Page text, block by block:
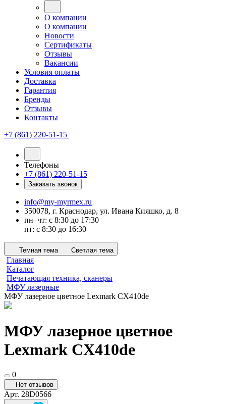
О компании
О компании
Новости
Сертификаты
Отзывы
Вакансии
Условия оплаты
Доставка
Гарантия
Бренды
Отзывы
Контакты
+7 (861) 220-51-15
Телефоны
+7 (861) 220-51-15
Заказать звонок
info@my-myrmex.ru
350078, г. Краснодар, ул. Ивана Кияшко, д. 8
пн–чт: с 8:30 до 17:30
пт: с 8:30 до 16:30
Темная тема Светлая тема
Главная
Каталог
Печатающая техника, сканеры
МФУ лазерные
МФУ лазерное цветное Lexmark CX410de
МФУ лазерное цветное
Lexmark CX410de
0
Нет отзывов
Арт. 28D0566